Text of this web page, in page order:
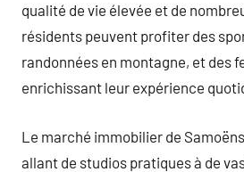
qualité de vie élevée et de
résidents peuvent profiter des
randonnées en montagne, et des
enrichissant leur expérience
Le marché immobilier de
allant de studios pratiques à de